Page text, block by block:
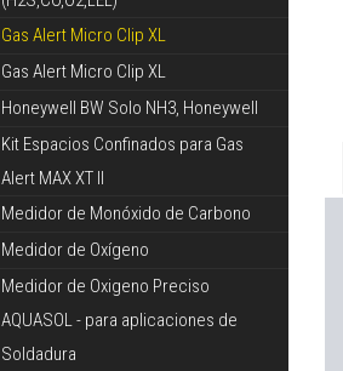
Gas Alert Micro Clip XL
Gas Alert Micro Clip XL
Honeywell BW Solo NH3, Honeywell
Kit Espacios Confinados para Gas
Alert MAX XT II
Medidor de Monóxido de Carbono
Medidor de Oxígeno
Medidor de Oxigeno Preciso
AQUASOL - para aplicaciones de
Soldadura